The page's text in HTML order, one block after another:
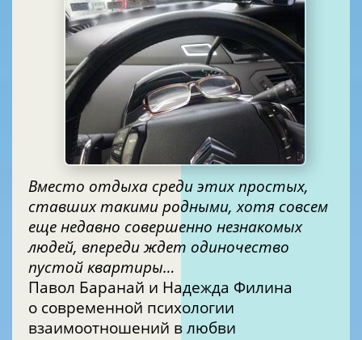
Вместо отдыха среди этих простых,
ставших такими родными, хотя совсем
еще недавно совершенно незнакомых
людей, впереди ждет одиночество
пустой квартиры…
Павол Баранай и Надежда Филина
о современной психологии
взаимоотношений в любви